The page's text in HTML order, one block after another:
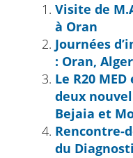
Visite de
à Oran
Journées
: Oran,
Le R20
deux
Bejaia et
Rencontre-
du